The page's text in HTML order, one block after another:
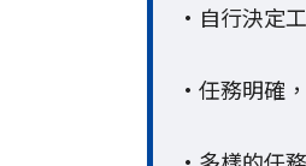
•自行決定
•任務明確